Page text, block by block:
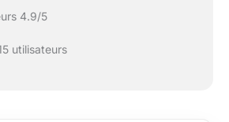
4.9/5
utilisateurs